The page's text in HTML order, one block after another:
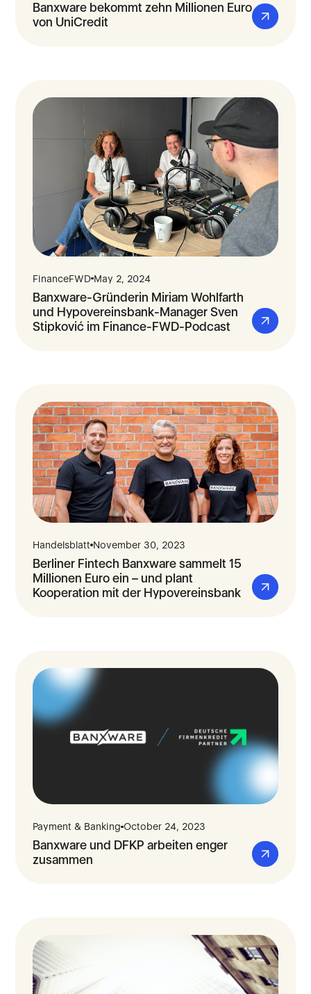
Banxware bekommt zehn Millionen Euro
von UniCredit
FinanceFWDMay 2, 2024
Banxware-Gründerin Miriam Wohlfarth
und Hypovereinsbank-Manager Sven
Stipković im Finance-FWD-Podcast
HandelsblattNovember 30, 2023
Berliner Fintech Banxware sammelt 15
Millionen Euro ein – und plant
Kooperation mit der Hypovereinsbank
Payment & BankingOctober 24, 2023
Banxware und DFKP arbeiten enger
zusammen